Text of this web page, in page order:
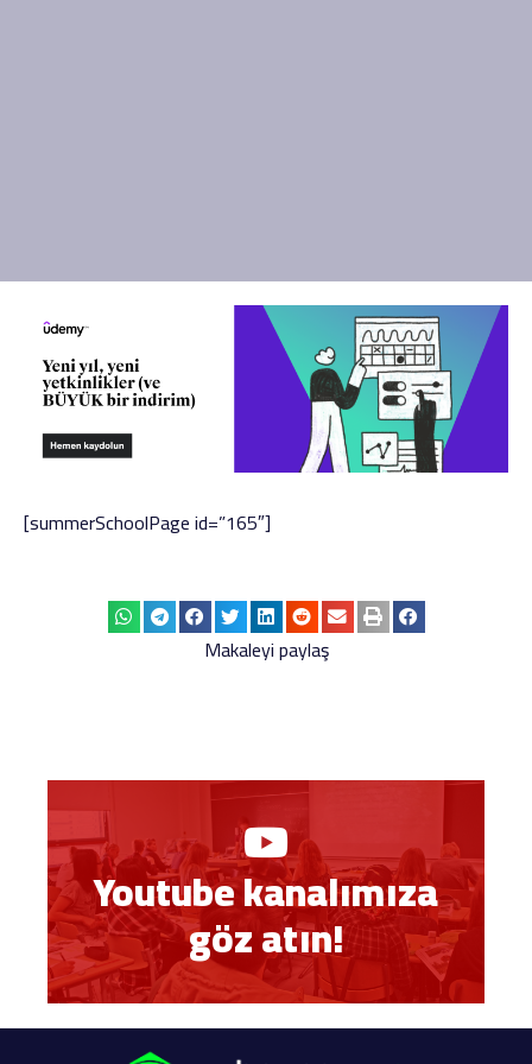
[summerSchoolPage id=”165″]
Makaleyi paylaş
Youtube kanalımıza
göz atın!